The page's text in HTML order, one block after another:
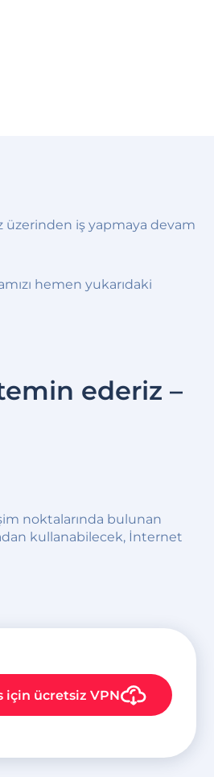
üzerinden iş yapmaya devam
hemen yukarıdaki
ederiz –
noktalarında bulunan
kullanabilecek, İnternet
için ücretsiz VPN